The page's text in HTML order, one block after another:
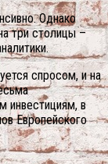
Однако
три столицы –
спросом, и на
инвестициям, в
Европейского